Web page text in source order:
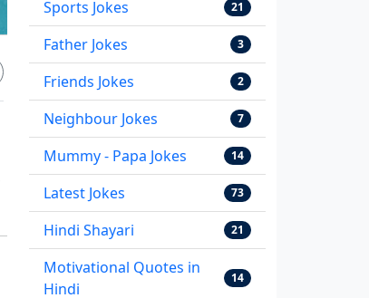
Sports Jokes 21
Father Jokes 3
Friends Jokes 2
Neighbour Jokes 7
Mummy - Papa Jokes 14
Latest Jokes 73
Hindi Shayari 21
Motivational Quotes in
Hindi
14